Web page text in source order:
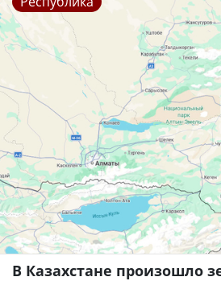
В Казахстане произошло